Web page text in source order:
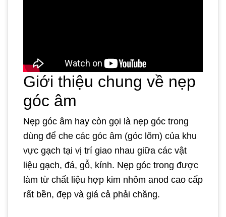
Giới thiệu chung về nẹp
góc âm
Nẹp góc âm hay còn gọi là nẹp góc trong
dùng để che các góc âm (góc lõm) của khu
vực gạch tại vị trí giao nhau giữa các vật
liệu gạch, đá, gỗ, kính. Nẹp góc trong được
làm từ chất liệu hợp kim nhôm anod cao cấp
rất bền, đẹp và giá cả phải chăng.